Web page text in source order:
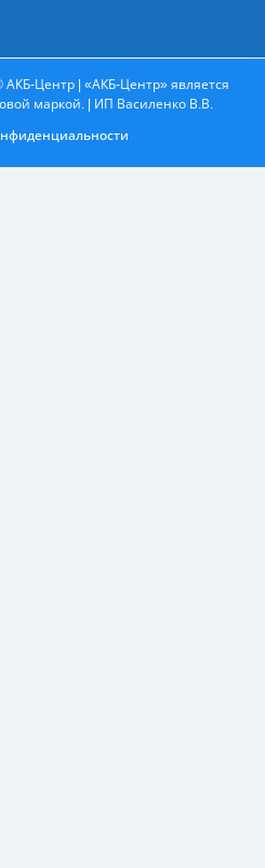
Центр | «АКБ-Центр» является
маркой. | ИП Василенко В.В.